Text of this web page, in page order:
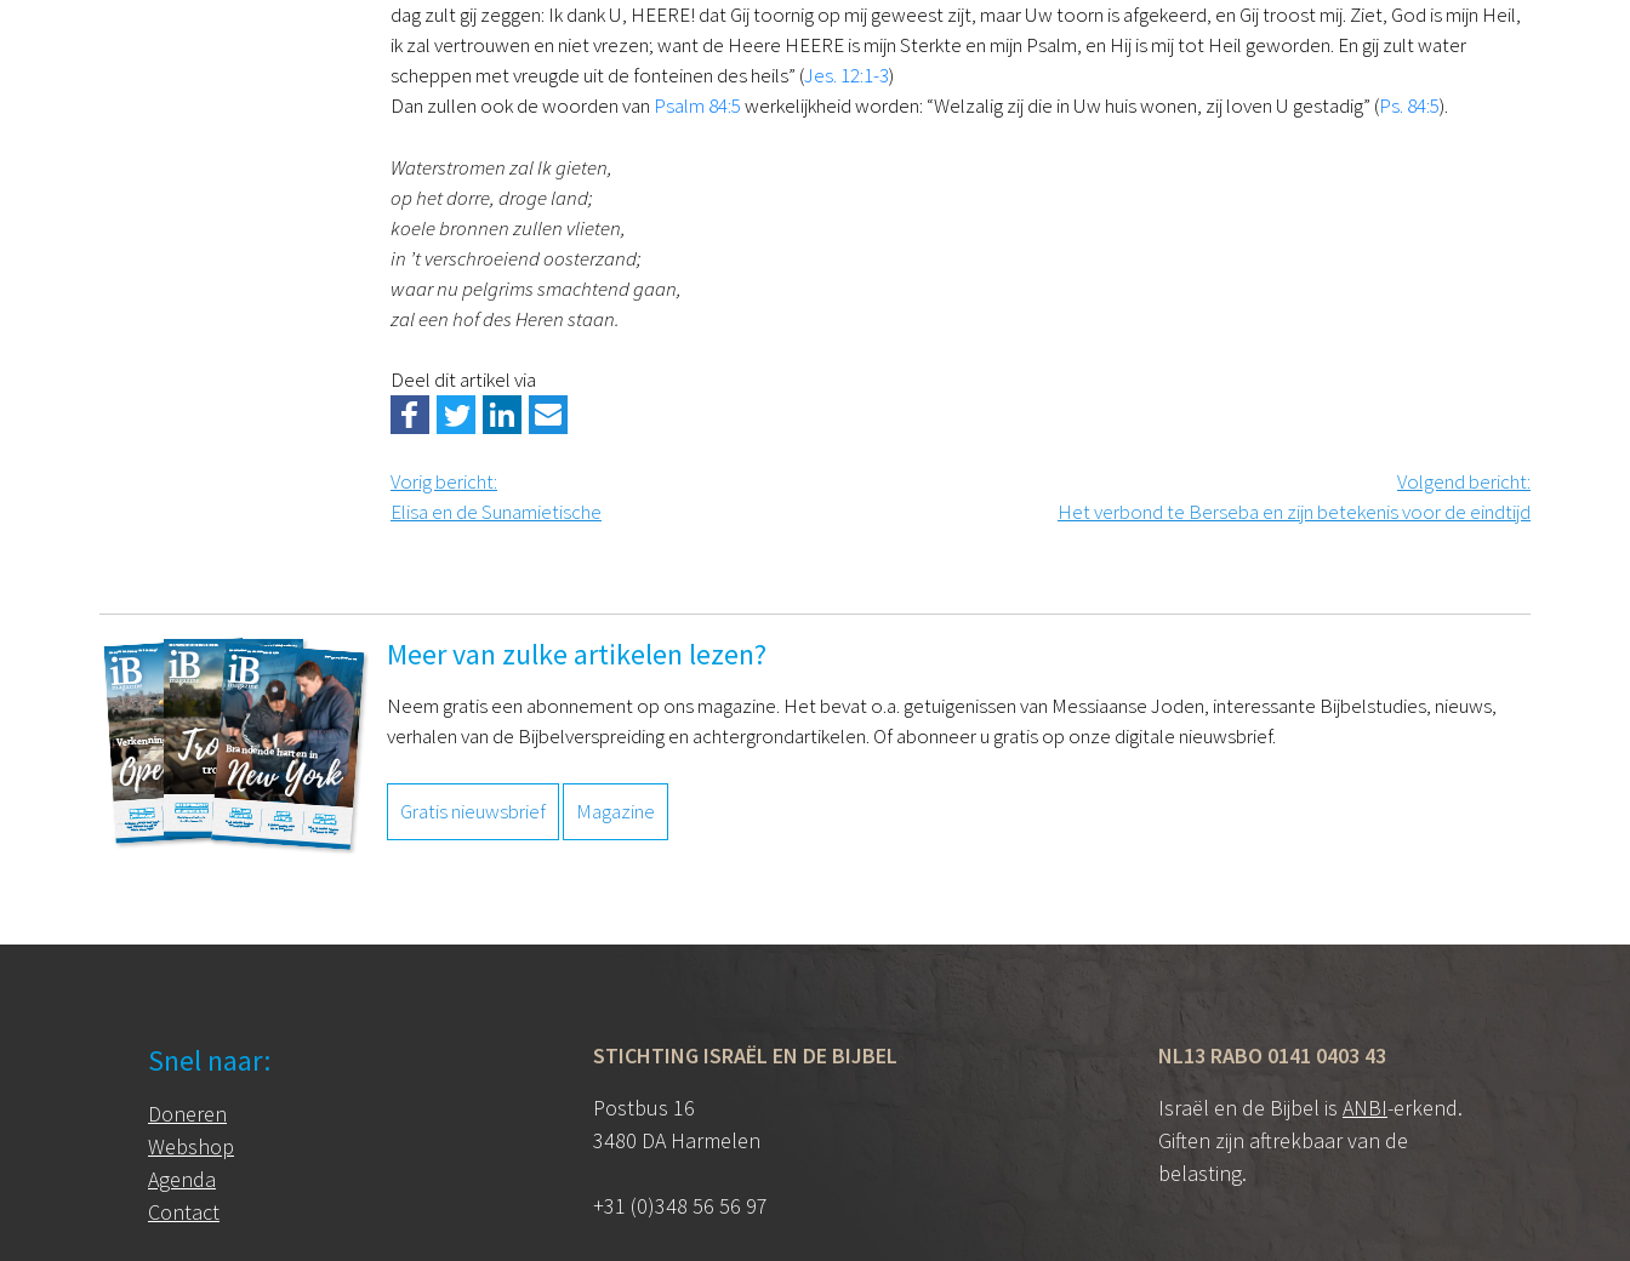
dag zult gij zeggen: Ik dank U, HEERE! dat Gij toornig op mij geweest zijt, maar Uw toorn is afgekeerd, en Gij troost mij. Ziet, God is mijn Heil,
ik zal vertrouwen en niet vrezen; want de Heere HEERE is mijn Sterkte en mijn Psalm, en Hij is mij tot Heil geworden. En gij zult water
scheppen met vreugde uit de fonteinen des heils” (Jes. 12:1-3)
Dan zullen ook de woorden van Psalm 84:5werkelijkheid worden: “Welzalig zij die in Uw huis wonen, zij loven U gestadig” (Ps. 84:5).
Waterstromen zal Ik gieten,
op het dorre, droge land;
koele bronnen zullen vlieten,
in ’t verschroeiend oosterzand;
waar nu pelgrims smachtend gaan,
zal een hof des Heren staan.
Deel dit artikel via
Vorig bericht:
Elisa en de Sunamietische
Volgend bericht:
Het verbond te Berseba en zijn betekenis voor de eindtijd
Meer van zulke artikelen lezen?
Neem gratis een abonnement op ons magazine. Het bevat o.a. getuigenissen van Messiaanse Joden, interessante Bijbelstudies, nieuws,
verhalen van de Bijbelverspreiding en achtergrondartikelen. Of abonneer u gratis op onze digitale nieuwsbrief.
Gratis nieuwsbrief Magazine
Snel naar:
Doneren
Webshop
Agenda
Contact
STICHTING ISRAËL EN DE BIJBEL
Postbus 16
3480 DA Harmelen
+31 (0)348 56 56 97
NL13 RABO 0141 0403 43
Israël en de Bijbel is ANBI-erkend.
Giften zijn aftrekbaar van de
belasting.